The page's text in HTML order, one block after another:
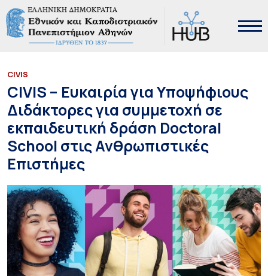
CIVIS
CIVIS – Ευκαιρία για Υποψήφιους
Διδάκτορες για συμμετοχή σε
εκπαιδευτική δράση Doctoral
School στις Ανθρωπιστικές
Επιστήμες